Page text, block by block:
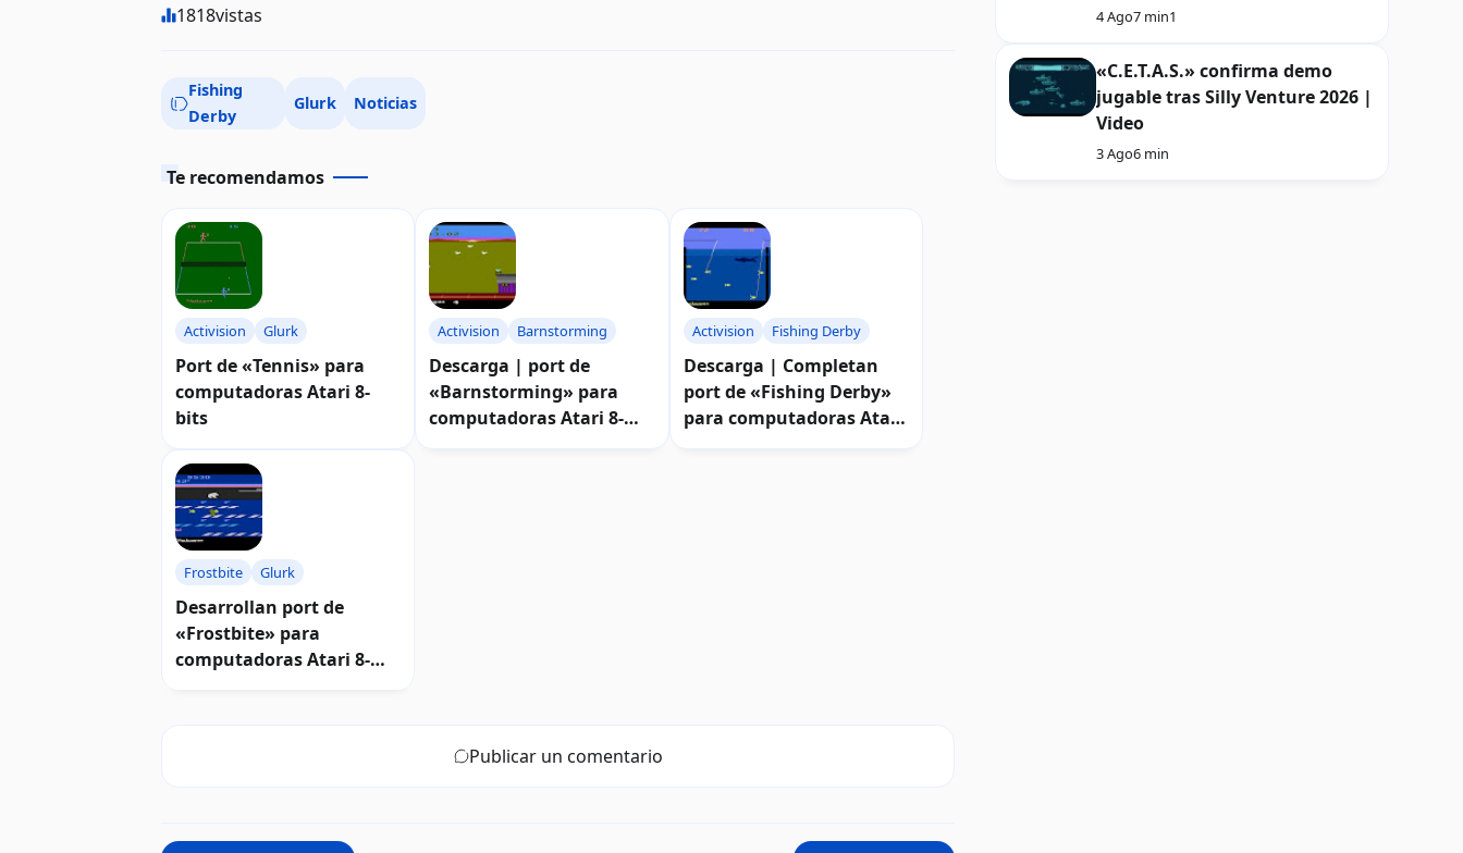
1818vistas
Fishing
Derby
Glurk Noticias
Te recomendamos
Activision Glurk
Port de «Tennis» para
computadoras Atari 8-
bits
Activision Barnstorming
Descarga | port de
«Barnstorming» para
computadoras Atari 8-
Activision Fishing Derby
Descarga | Completan
port de «Fishing Derby»
para computadoras Atari
Frostbite Glurk
Desarrollan port de
«Frostbite» para
computadoras Atari 8-
Publicar un comentario
4 Ago7 min1
«C.E.T.A.S.» confirma demo
jugable tras Silly Venture 2026 |
Video
3 Ago6 min